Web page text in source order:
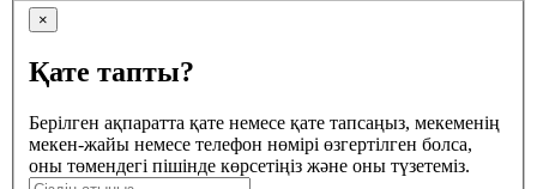
×
Қате тапты?
Берілген ақпаратта қате немесе қате тапсаңыз, мекеменің
мекен-жайы немесе телефон нөмірі өзгертілген болса,
оны төмендегі пішінде көрсетіңіз және оны түзетеміз.